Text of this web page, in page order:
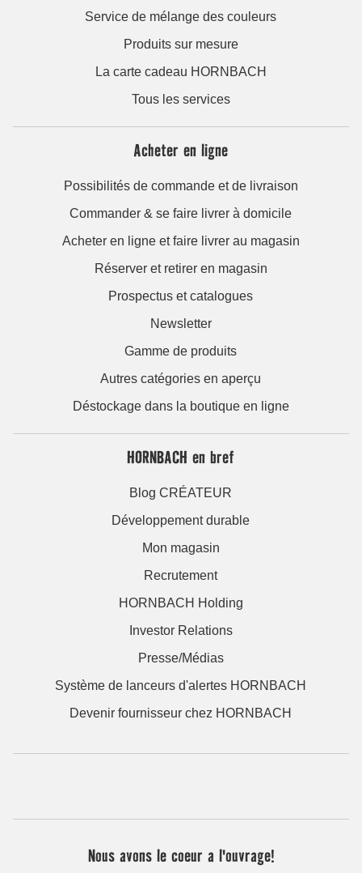
Service de mélange des couleurs
Produits sur mesure
La carte cadeau HORNBACH
Tous les services
Acheter en ligne
Possibilités de commande et de livraison
Commander & se faire livrer à domicile
Acheter en ligne et faire livrer au magasin
Réserver et retirer en magasin
Prospectus et catalogues
Newsletter
Gamme de produits
Autres catégories en aperçu
Déstockage dans la boutique en ligne
HORNBACH en bref
Blog CRÉATEUR
Développement durable
Mon magasin
Recrutement
HORNBACH Holding
Investor Relations
Presse/Médias
Système de lanceurs d'alertes HORNBACH
Devenir fournisseur chez HORNBACH
Nous avons le coeur a l'ouvrage!